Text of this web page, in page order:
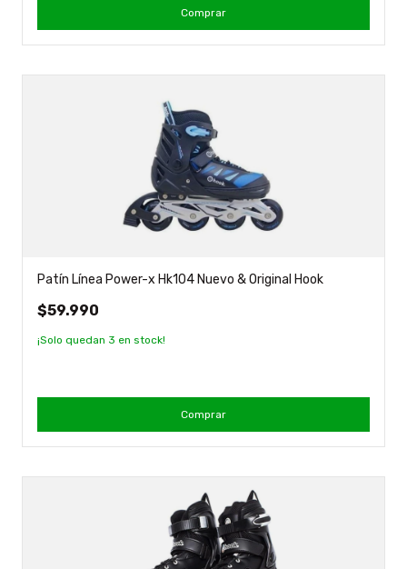
Comprar
Patín Línea Power-x Hk104 Nuevo & Original Hook
$59.990
¡Solo quedan 3 en stock!
Comprar